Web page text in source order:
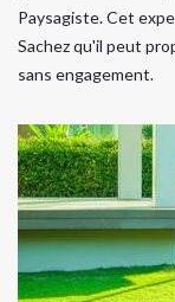
Paysagiste. Cet
Sachez qu'il peut
sans engagement.